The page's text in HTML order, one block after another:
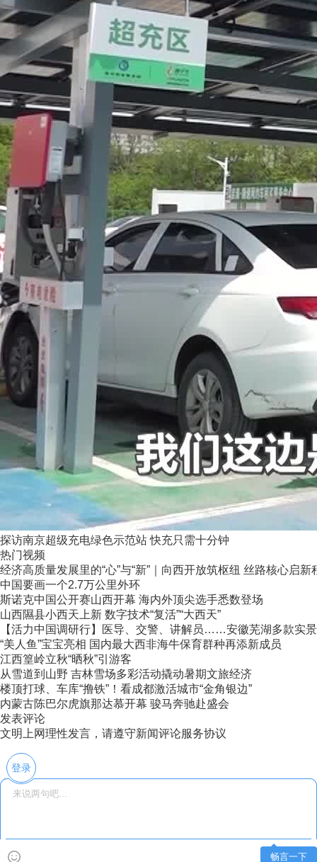
探访南京超级充电绿色示范站 快充只需十分钟
热门视频
经济高质量发展里的“心”与“新”｜向西开放筑枢纽 丝路核心启新
中国要画一个2.7万公里外环
斯诺克中国公开赛山西开幕 海内外顶尖选手悉数登场
山西隰县小西天上新 数字技术“复活”“大西天”
【活力中国调研行】医导、交警、讲解员……安徽芜湖多款实
“美人鱼”宝宝亮相 国内最大西非海牛保育群种再添新成员
江西篁岭立秋“晒秋”引游客
从雪道到山野 吉林雪场多彩活动撬动暑期文旅经济
楼顶打球、车库“撸铁”！看成都激活城市“金角银边”
内蒙古陈巴尔虎旗那达慕开幕 骏马奔驰赴盛会
发表评论
文明上网理性发言，请遵守新闻评论服务协议
登录
畅言一下